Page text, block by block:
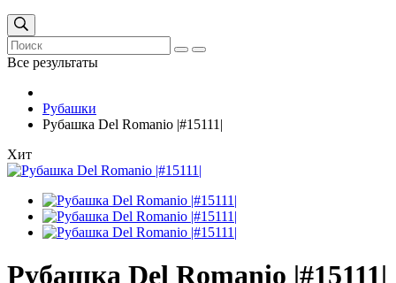
Все результаты
Рубашки
Рубашка Del Romanio |#15111|
Хит
Рубашка Del Romanio |#15111|